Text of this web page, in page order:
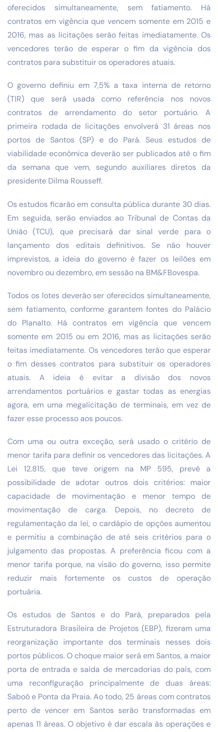
oferecidos simultaneamente, sem fatiamento. Há
contratos em vigência que vencem somente em 2015 e
2016, mas as licitações serão feitas imediatamente. Os
vencedores terão de esperar o fim da vigência dos
contratos para substituir os operadores atuais.
O governo definiu em 7,5% a taxa interna de retorno
(TIR) que será usada como referência nos novos
contratos de arrendamento do setor portuário. A
primeira rodada de licitações envolverá 31 áreas nos
portos de Santos (SP) e do Pará. Seus estudos de
viabilidade econômica deverão ser publicados até o fim
da semana que vem, segundo auxiliares diretos da
presidente Dilma Rousseff.
Os estudos ficarão em consulta pública durante 30 dias.
Em seguida, serão enviados ao Tribunal de Contas da
União (TCU), que precisará dar sinal verde para o
lançamento dos editais definitivos. Se não houver
imprevistos, a ideia do governo é fazer os leilões em
novembro ou dezembro, em sessão na BM&FBovespa.
Todos os lotes deverão ser oferecidos simultaneamente,
sem fatiamento, conforme garantem fontes do Palácio
do Planalto. Há contratos em vigência que vencem
somente em 2015 ou em 2016, mas as licitações serão
feitas imediatamente. Os vencedores terão que esperar
o fim desses contratos para substituir os operadores
atuais. A ideia é evitar a divisão dos novos
arrendamentos portuários e gastar todas as energias
agora, em uma megalicitação de terminais, em vez de
fazer esse processo aos poucos.
Com uma ou outra exceção, será usado o critério de
menor tarifa para definir os vencedores das licitações. A
Lei 12.815, que teve origem na MP 595, prevê a
possibilidade de adotar outros dois critérios: maior
capacidade de movimentação e menor tempo de
movimentação de carga. Depois, no decreto de
regulamentação da lei, o cardápio de opções aumentou
e permitiu a combinação de até seis critérios para o
julgamento das propostas. A preferência ficou com a
menor tarifa porque, na visão do governo, isso permite
reduzir mais fortemente os custos de operação
portuária.
Os estudos de Santos e do Pará, preparados pela
Estruturadora Brasileira de Projetos (EBP), fizeram uma
reorganização importante dos terminais nesses dois
portos públicos. O choque maior será em Santos, a maior
porta de entrada e saída de mercadorias do país, com
uma reconfiguração principalmente de duas áreas:
Saboó e Ponta da Praia. Ao todo, 25 áreas com contratos
perto de vencer em Santos serão transformadas em
apenas 11 áreas. O objetivo é dar escala às operações e